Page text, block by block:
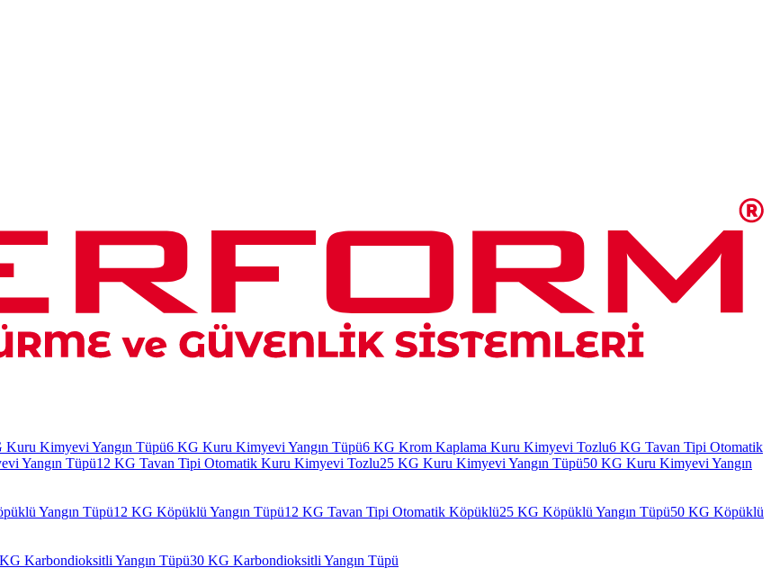
Kuru Kimyevi Yangın Tüpü6 KG Kuru Kimyevi Yangın Tüpü6 KG Krom Kaplama Kuru Kimyevi Tozlu6 KG Tavan Tipi Otomatik
Yangın Tüpü12 KG Tavan Tipi Otomatik Kuru Kimyevi Tozlu25 KG Kuru Kimyevi Yangın Tüpü50 KG Kuru Kimyevi Yangın
Yangın Tüpü12 KG Köpüklü Yangın Tüpü12 KG Tavan Tipi Otomatik Köpüklü25 KG Köpüklü Yangın Tüpü50 KG Köpüklü
Karbondioksitli Yangın Tüpü30 KG Karbondioksitli Yangın Tüpü